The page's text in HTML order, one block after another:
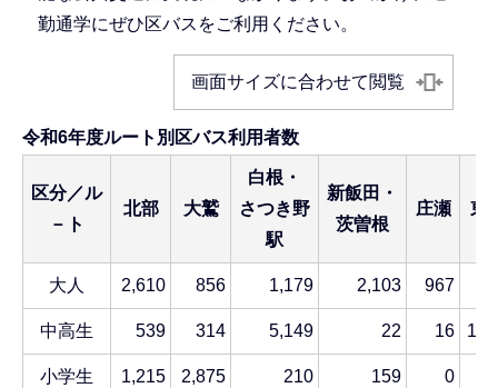
勤通学にぜひ区バスをご利用ください。
画面サイズに合わせて閲覧
令和6年度ルート別区バス利用者数
区分／ル
－ト
北部 大鷲
白根・
さつき野
駅
新飯田・
茨曽根
庄瀬 東
大人 2,610 856 1,179 2,103 967
中高生 539 314 5,149 22 16
小学生 1,215 2,875 210 159 0